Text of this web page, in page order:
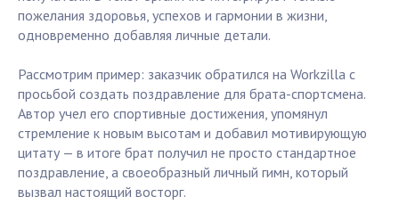
пожелания здоровья, успехов и гармонии в жизни,
одновременно добавляя личные детали.
Рассмотрим пример: заказчик обратился на Workzilla с
просьбой создать поздравление для брата-спортсмена.
Автор учел его спортивные достижения, упомянул
стремление к новым высотам и добавил мотивирующую
цитату — в итоге брат получил не просто стандартное
поздравление, а своеобразный личный гимн, который
вызвал настоящий восторг.